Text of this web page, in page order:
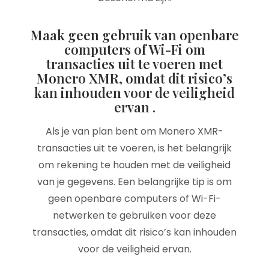
Maak geen gebruik van openbare
computers of Wi-Fi om
transacties uit te voeren met
Monero XMR, omdat dit risico’s
kan inhouden voor de veiligheid
ervan .
Als je van plan bent om Monero XMR-
transacties uit te voeren, is het belangrijk
om rekening te houden met de veiligheid
van je gegevens. Een belangrijke tip is om
geen openbare computers of Wi-Fi-
netwerken te gebruiken voor deze
transacties, omdat dit risico’s kan inhouden
voor de veiligheid ervan.